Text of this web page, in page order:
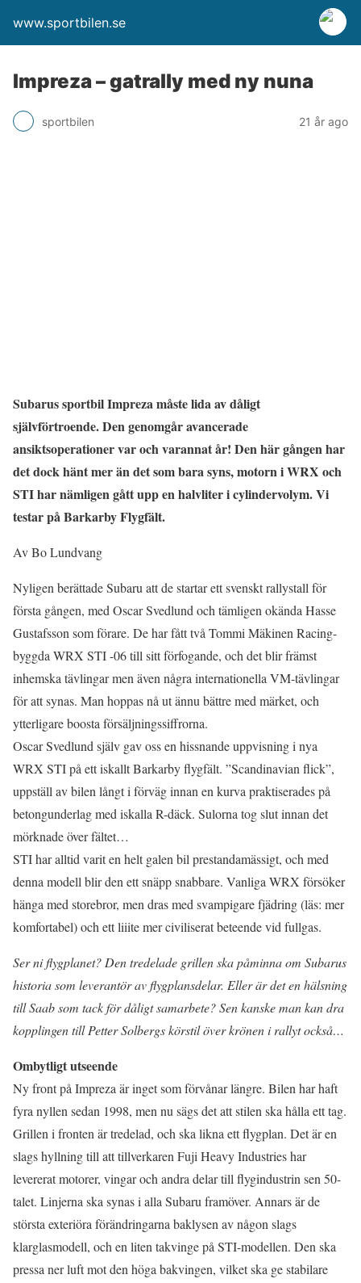
www.sportbilen.se
Impreza – gatrally med ny nuna
sportbilen 21 år ago
Subarus sportbil Impreza måste lida av dåligt
självförtroende. Den genomgår avancerade
ansiktsoperationer var och varannat år! Den här gången har
det dock hänt mer än det som bara syns, motorn i WRX och
STI har nämligen gått upp en halvliter i cylindervolym. Vi
testar på Barkarby Flygfält.
Av Bo Lundvang
Nyligen berättade Subaru att de startar ett svenskt rallystall för
första gången, med Oscar Svedlund och tämligen okända Hasse
Gustafsson som förare. De har fått två Tommi Mäkinen Racing-
byggda WRX STI -06 till sitt förfogande, och det blir främst
inhemska tävlingar men även några internationella VM-tävlingar
för att synas. Man hoppas nå ut ännu bättre med märket, och
ytterligare boosta försäljningssiffrorna.
Oscar Svedlund själv gav oss en hissnande uppvisning i nya
WRX STI på ett iskallt Barkarby flygfält. ”Scandinavian flick”,
uppställ av bilen långt i förväg innan en kurva praktiserades på
betongunderlag med iskalla R-däck. Sulorna tog slut innan det
mörknade över fältet…
STI har alltid varit en helt galen bil prestandamässigt, och med
denna modell blir den ett snäpp snabbare. Vanliga WRX försöker
hänga med storebror, men dras med svampigare fjädring (läs: mer
komfortabel) och ett liiite mer civiliserat beteende vid fullgas.
Ser ni flygplanet? Den tredelade grillen ska påminna om Subarus
historia som leverantör av flygplansdelar. Eller är det en hälsning
till Saab som tack för dåligt samarbete? Sen kanske man kan dra
kopplingen till Petter Solbergs körstil över krönen i rallyt också…
Ombytligt utseende
Ny front på Impreza är inget som förvånar längre. Bilen har haft
fyra nyllen sedan 1998, men nu sägs det att stilen ska hålla ett tag.
Grillen i fronten är tredelad, och ska likna ett flygplan. Det är en
slags hyllning till att tillverkaren Fuji Heavy Industries har
levererat motorer, vingar och andra delar till flygindustrin sen 50-
talet. Linjerna ska synas i alla Subaru framöver. Annars är de
största exteriöra förändringarna baklysen av någon slags
klarglasmodell, och en liten takvinge på STI-modellen. Den ska
pressa ner luft mot den höga bakvingen, vilket ska ge stabilare